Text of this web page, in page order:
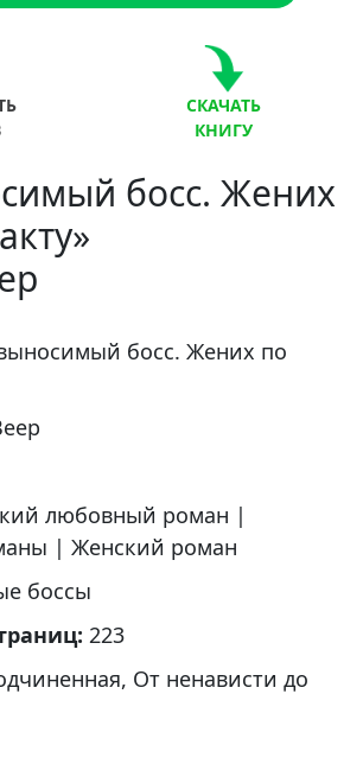
СКАЧАТЬ
КНИГУ
босс. Жених
босс. Жених по
любовный роман |
| Женский роман
боссы
223
, От ненависти до